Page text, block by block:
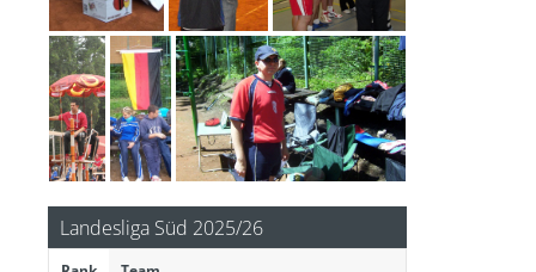
Landesliga Süd 2025/26